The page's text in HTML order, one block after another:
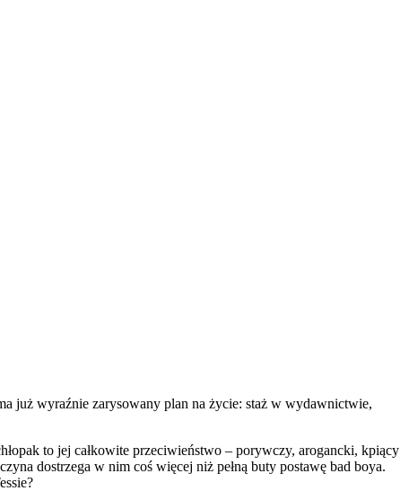
już wyraźnie zarysowany plan na życie: staż w wydawnictwie,
to jej całkowite przeciwieństwo – porywczy, arogancki, kpiący
dostrzega w nim coś więcej niż pełną buty postawę bad boya.